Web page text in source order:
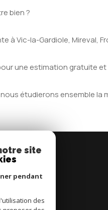
bien ?
à Vic-la-Gardiole, Mireval,
une estimation gratuite
étudierons ensemble
site
pendant
des